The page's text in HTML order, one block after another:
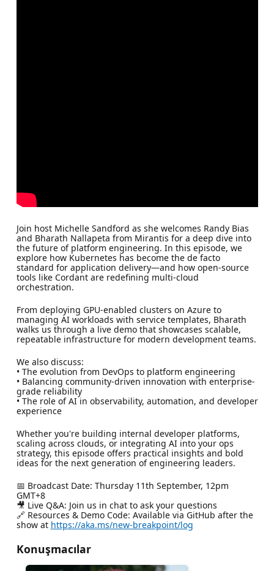
Join host Michelle Sandford as she welcomes Randy Bias
and Bharath Nallapeta from Mirantis for a deep dive into
the future of platform engineering. In this episode, we
explore how Kubernetes has become the de facto
standard for application delivery—and how open-source
tools like Cordant are redefining multi-cloud
orchestration.
From deploying GPU-enabled clusters on Azure to
managing AI workloads with service templates, Bharath
walks us through a live demo that showcases scalable,
repeatable infrastructure for modern development teams.
We also discuss:
• The evolution from DevOps to platform engineering
• Balancing community-driven innovation with enterprise-
grade reliability
• The role of AI in observability, automation, and developer
experience
Whether you're building internal developer platforms,
scaling across clouds, or integrating AI into your ops
strategy, this episode offers practical insights and bold
ideas for the next generation of engineering leaders.
📅 Broadcast Date: Thursday 11th September, 12pm
GMT+8
🎥 Live Q&A: Join us in chat to ask your questions
🔗 Resources & Demo Code: Available via GitHub after the
show at https://aka.ms/new-breakpoint/log
Konuşmacılar